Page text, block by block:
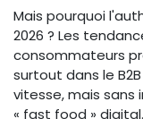
Mais pourquoi
2026 ? Les
consommateurs
surtout dans le
vitesse, mais sans
« fast food »